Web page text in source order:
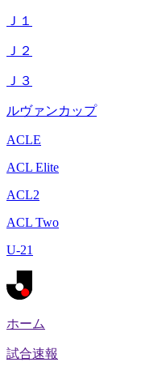
Ｊ１
Ｊ２
Ｊ３
ルヴァンカップ
ACLE
ACL Elite
ACL2
ACL Two
U-21
ホーム
試合速報